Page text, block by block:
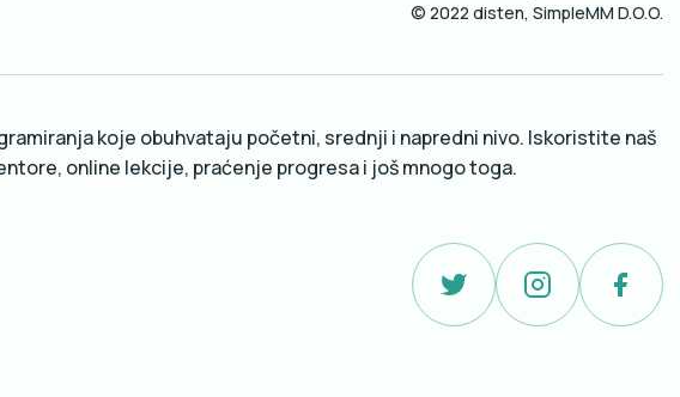
© 2022 disten, SimpleMM D.O.O.
koje obuhvataju početni, srednji i napredni nivo. Iskoristite naš
online lekcije, praćenje progresa i još mnogo toga.